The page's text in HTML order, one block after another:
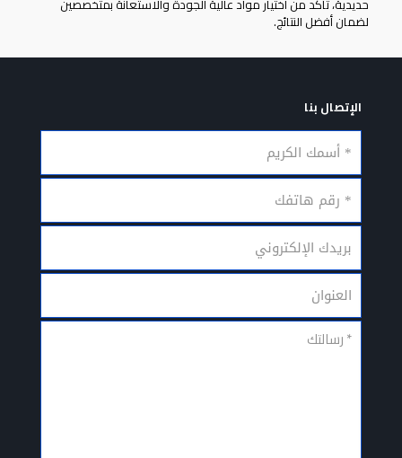
حديدية، تأكد من اختيار مواد عالية الجودة والاستعانة بمتخصصين
لضمان أفضل النتائج.
الإتصال بنا